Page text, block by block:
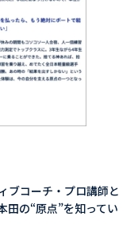
ブコーチ・プロ講師と
田の“原点”を知ってい